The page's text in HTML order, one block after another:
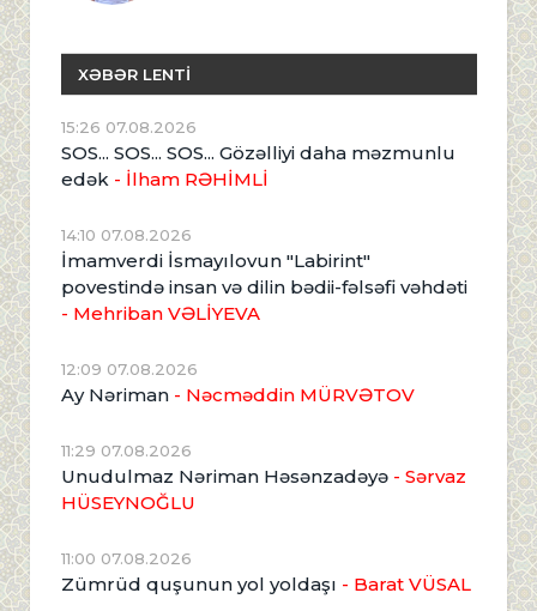
XƏBƏR LENTİ
15:26 07.08.2026
SOS... SOS... SOS... Gözəlliyi daha məzmunlu
edək - İlham RƏHİMLİ
14:10 07.08.2026
İmamverdi İsmayılovun "Labirint"
povestində insan və dilin bədii-fəlsəfi vəhdəti
- Mehriban VƏLİYEVA
12:09 07.08.2026
Ay Nəriman - Nəcməddin MÜRVƏTOV
11:29 07.08.2026
Unudulmaz Nəriman Həsənzadəyə - Sərvaz
HÜSEYNOĞLU
11:00 07.08.2026
Zümrüd quşunun yol yoldaşı - Barat VÜSAL